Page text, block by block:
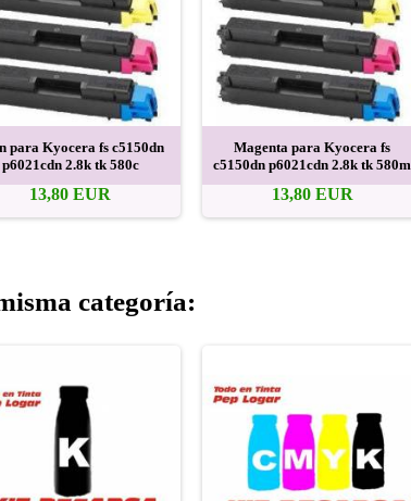
para Kyocera fs c5150dn
p6021cdn 2.8k tk 580c
13,80 EUR
Magenta para Kyocera fs
c5150dn p6021cdn 2.8k tk 580m
13,80 EUR
categoría: